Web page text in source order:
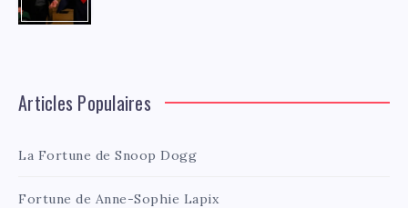
Articles Populaires
La Fortune de Snoop Dogg
Fortune de Anne-Sophie Lapix